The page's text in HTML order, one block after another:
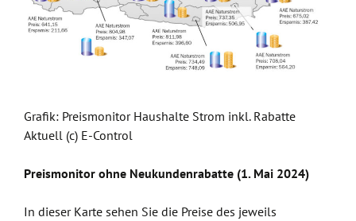
Grafik: Preismonitor Haushalte Strom inkl. Rabatte
Aktuell (c) E-Control
Preismonitor ohne Neukundenrabatte (1. Mai 2024)
In dieser Karte sehen Sie die Preise des jeweils